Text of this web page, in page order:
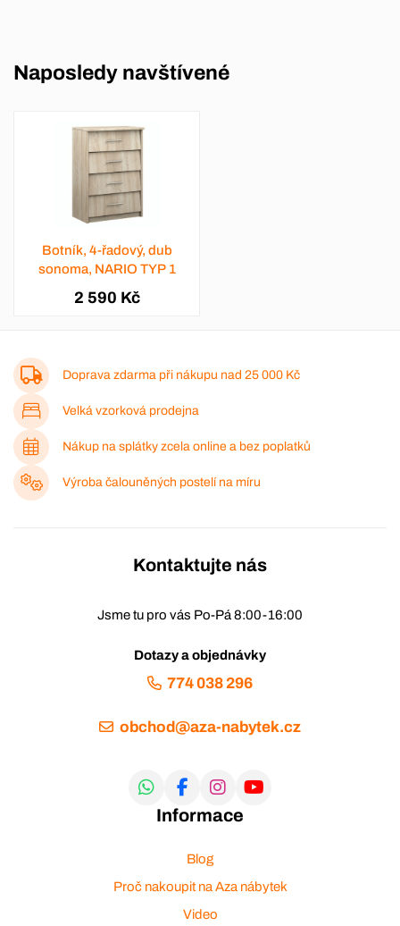
Naposledy navštívené
Botník, 4-řadový, dub
sonoma, NARIO TYP 1
2 590 Kč
Doprava zdarma při nákupu nad 25 000 Kč
Velká vzorková prodejna
Nákup na splátky zcela online a bez poplatků
Výroba čalouněných postelí na míru
Kontaktujte nás
Jsme tu pro vás Po-Pá 8:00-16:00
Dotazy a objednávky
774 038 296
obchod@aza-nabytek.cz
Informace
Blog
Proč nakoupit na Aza nábytek
Video